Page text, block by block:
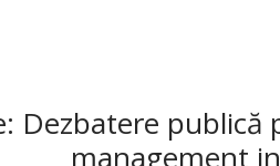
Dezbatere publică
management